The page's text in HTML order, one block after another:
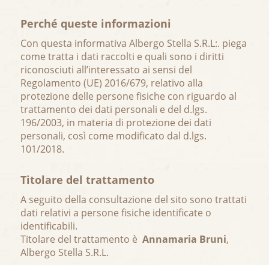
Perché queste informazioni
Con questa informativa Albergo Stella S.R.L:. piega
come tratta i dati raccolti e quali sono i diritti
riconosciuti all’interessato ai sensi del
Regolamento (UE) 2016/679, relativo alla
protezione delle persone fisiche con riguardo al
trattamento dei dati personali e del d.lgs.
196/2003, in materia di protezione dei dati
personali, così come modificato dal d.lgs.
101/2018.
Titolare del trattamento
A seguito della consultazione del sito sono trattati
dati relativi a persone fisiche identificate o
identificabili.
Titolare del trattamento è Annamaria Bruni,
Albergo Stella S.R.L.